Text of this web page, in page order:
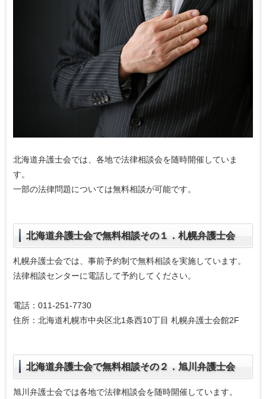
北海道弁護士会では、各地で法律相談会を随時開催していま
す。
一部の法律問題については無料相談が可能です。
北海道弁護士会で無料相談その１．札幌弁護士会
札幌弁護士会では、事前予約制で無料相談を実施しています。
法律相談センターに電話して予約してください。
電話：011-251-7730
住所：北海道札幌市中央区北1条西10丁目 札幌弁護士会館2F
北海道弁護士会で無料相談その２．旭川弁護士会
旭川弁護士会では各地で法律相談会を随時開催しています。